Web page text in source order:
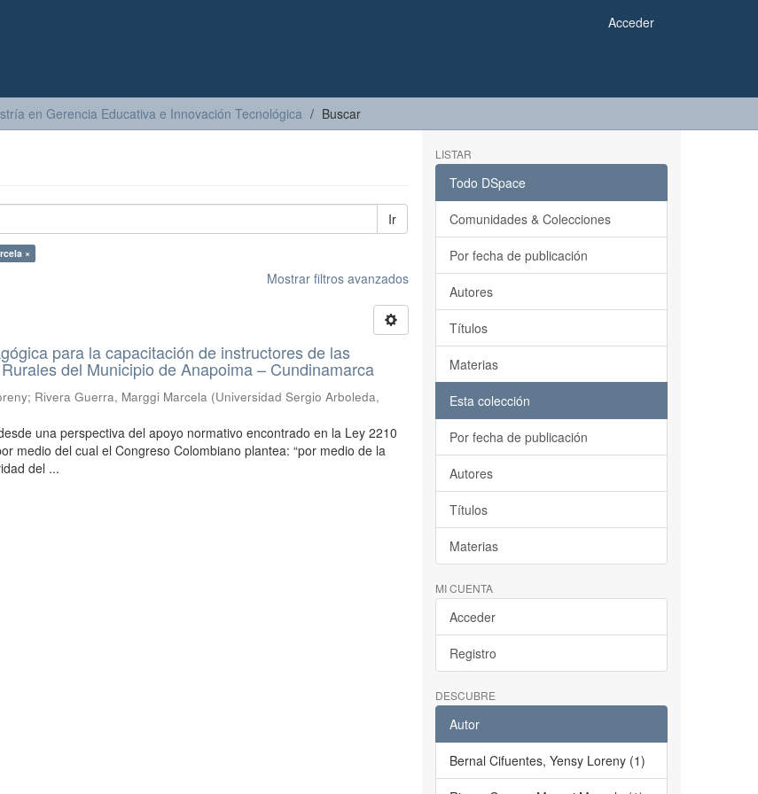
Acceder
en Gerencia Educativa e Innovación Tecnológica Buscar
Ir
×
Mostrar filtros avanzados
para la capacitación de instructores de las
del Municipio de Anapoima – Cundinamarca
; Rivera Guerra, Marggi Marcela (Universidad Sergio Arboleda,
una perspectiva del apoyo normativo encontrado en la Ley 2210
medio del cual el Congreso Colombiano plantea: “por medio de la
del ...
LISTAR
Todo DSpace
Comunidades & Colecciones
Por fecha de publicación
Autores
Títulos
Materias
Esta colección
Por fecha de publicación
Autores
Títulos
Materias
MI CUENTA
Acceder
Registro
DESCUBRE
Autor
Bernal Cifuentes, Yensy Loreny (1)